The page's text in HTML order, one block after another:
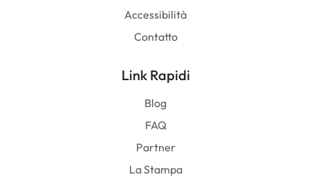
Accessibilità
Contatto
Link Rapidi
Blog
FAQ
Partner
La Stampa